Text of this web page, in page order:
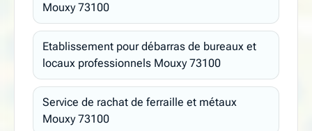
Mouxy 73100
Etablissement pour débarras de bureaux et
locaux professionnels Mouxy 73100
Service de rachat de ferraille et métaux
Mouxy 73100